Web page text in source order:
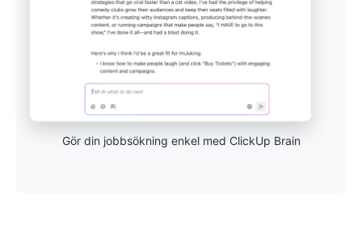
Gör din jobbsökning enkel med ClickUp Brain